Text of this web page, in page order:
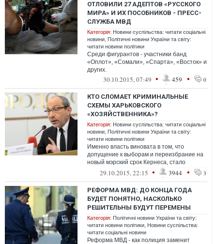
ОТЛОВИЛИ 27 АДЕПТОВ «РУССКОГО
МИРА» И ИХ ПОСОБНИКОВ - ПРЕСС-
СЛУЖБА МВД
Категорія: Новини суспільства: читати соціальні
новини Політичні новини України та світу:
читати новини політики
Среди фигурантов - участники банд
«Оплот», «Сомали», «Спарта», «Восток» и
других.
30.10.2015, 07:49 • 459 • 0
КТО СЛОМАЕТ КРИМИНАЛЬНЫЕ
СХЕМЫ ХАРЬКОВСКОГО
«ХОЗЯЙСТВЕННИКА»?
Категорія: Новини суспільства: читати соціальні
новини Політичні новини України та світу:
читати новини політики
Именно власть виновата в том, что
допущение к выборам и переизбрание на
новый мэрский срок Кернеса, стало
плевком в лицо Майдана и оскорблением
29.10.2015, 22:15 • 3944 • 3
РЕФОРМА МВД: ДО КОНЦА ГОДА
БУДЕТ ПОНЯТНО, НАСКОЛЬКО
РЕШИТЕЛЬНЫ БУДУТ ПЕРЕМЕНЫ
Категорія: Політичні новини України та світу:
читати новини політики Новини суспільства:
читати соціальні новини
Реформа МВД - как полиция заменит